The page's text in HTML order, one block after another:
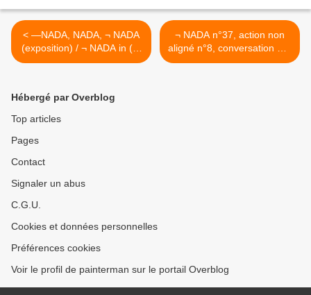
< —NADA, NADA, ¬ NADA
(exposition) / ¬ NADA in (4)
/ Go Canny 1312 (ana#04)
¬ NADA n°37, action non
aligné n°8, conversation au-
dessus de crocodiles. >
Hébergé par Overblog
Top articles
Pages
Contact
Signaler un abus
C.G.U.
Cookies et données personnelles
Préférences cookies
Voir le profil de painterman sur le portail Overblog